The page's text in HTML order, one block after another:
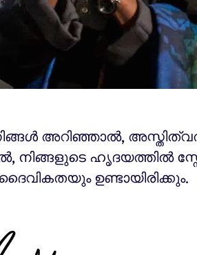
അറിഞ്ഞാൽ,
നിങ്ങളുടെ ഹൃദയത്തിൽ
ഉണ്ടായിരിക്കും.